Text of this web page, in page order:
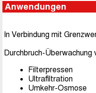
Anwendungen
In Verbindung mit
Durchbruch-Überwachung
Filterpressen
Ultrafiltration
Umkehr-Osmose